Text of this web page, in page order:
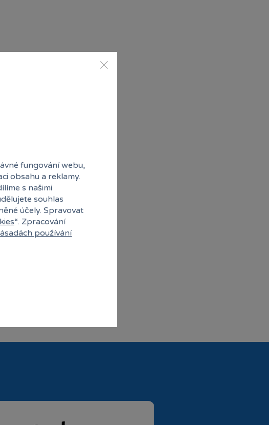
fungování webu,
obsahu a reklamy.
s našimi
souhlas
účely. Spravovat
“. Zpracování
používání